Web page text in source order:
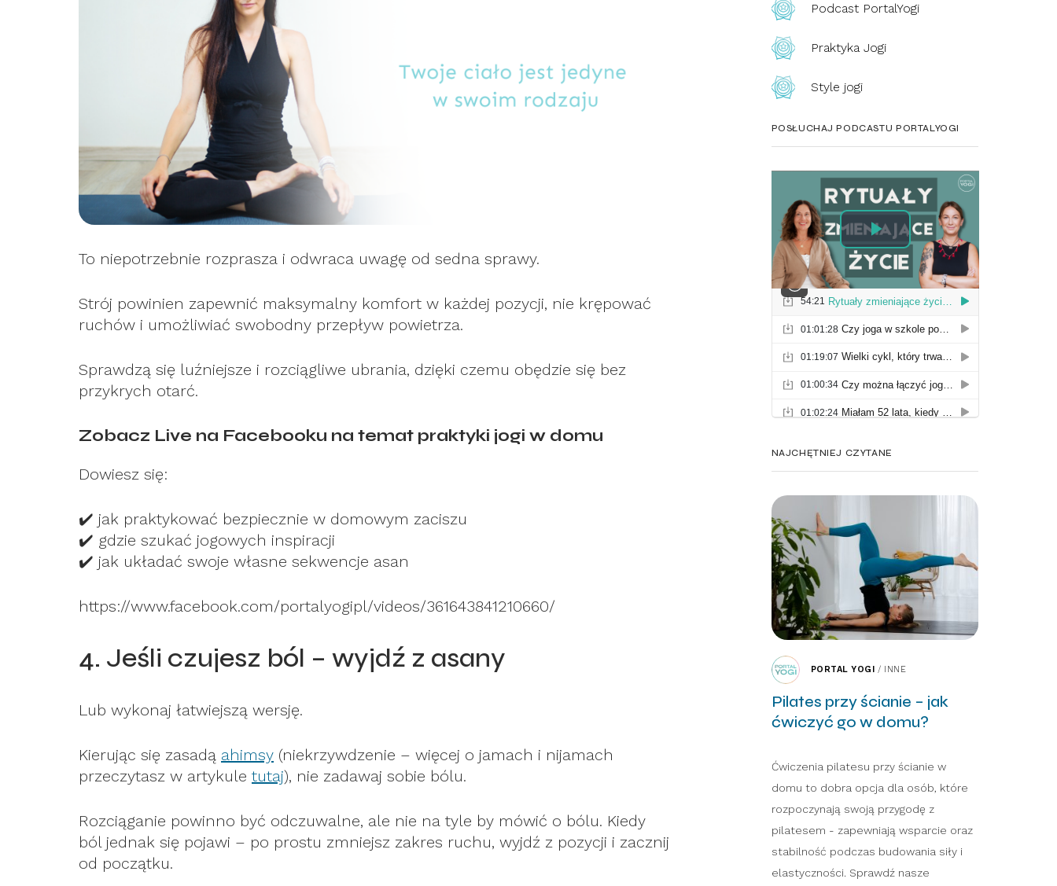
To niepotrzebnie rozprasza i odwraca uwagę od sedna sprawy.
Strój powinien zapewnić maksymalny komfort w każdej pozycji, nie krępować
ruchów i umożliwiać swobodny przepływ powietrza.
Sprawdzą się luźniejsze i rozciągliwe ubrania, dzięki czemu obędzie się bez
przykrych otarć.
Zobacz Live na Facebooku na temat praktyki jogi w domu
Dowiesz się:
✔️ jak praktykować bezpiecznie w domowym zaciszu
✔️ gdzie szukać jogowych inspiracji
✔️ jak układać swoje własne sekwencje asan
https://www.facebook.com/portalyogipl/videos/361643841210660/
4. Jeśli czujesz ból – wyjdź z asany
Lub wykonaj łatwiejszą wersję.
Kierując się zasadą ahimsy (niekrzywdzenie – więcej o jamach i nijamach
przeczytasz w artykule tutaj), nie zadawaj sobie bólu.
Rozciąganie powinno być odczuwalne, ale nie na tyle by mówić o bólu. Kiedy
ból jednak się pojawi – po prostu zmniejsz zakres ruchu, wyjdź z pozycji i zacznij
od początku.
Podcast PortalYogi
Praktyka Jogi
Style jogi
POSŁUCHAJ PODCASTU PORTALYOGI
NAJCHĘTNIEJ CZYTANE
PORTAL YOGI / INNE
Pilates przy ścianie – jak
ćwiczyć go w domu?
Ćwiczenia pilatesu przy ścianie w
domu to dobra opcja dla osób, które
rozpoczynają swoją przygodę z
pilatesem - zapewniają wsparcie oraz
stabilność podczas budowania siły i
elastyczności. Sprawdź nasze